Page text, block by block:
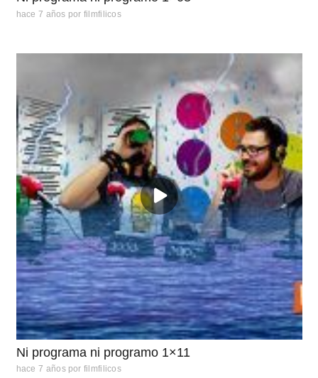
hace 7 años por filmfilicos
Ni programa ni programo 1×11
hace 7 años por filmfilicos